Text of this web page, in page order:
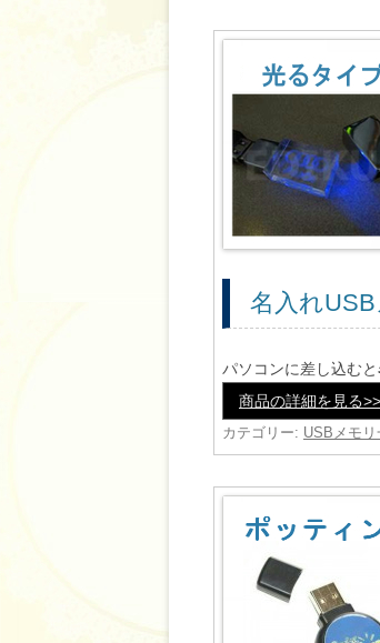
名入れ
パソコンに差し込むと
商品の詳細を見る>>
カテゴリー: USBメモリ